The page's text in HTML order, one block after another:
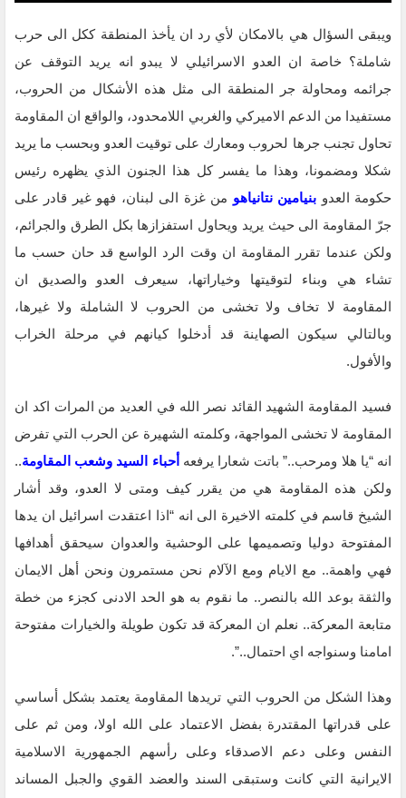
ويبقى السؤال هي بالامكان لأي رد ان يأخذ المنطقة ككل الى حرب
شاملة؟ خاصة ان العدو الاسرائيلي لا يبدو انه يريد التوقف عن
جرائمه ومحاولة جر المنطقة الى مثل هذه الأشكال من الحروب،
مستفيدا من الدعم الاميركي والغربي اللامحدود، والواقع ان المقاومة
تحاول تجنب جرها لحروب ومعارك على توقيت العدو وبحسب ما يريد
شكلا ومضمونا، وهذا ما يفسر كل هذا الجنون الذي يظهره رئيس
حكومة العدو بنيامين نتانياهو من غزة الى لبنان، فهو غير قادر على
جرّ المقاومة الى حيث يريد ويحاول استفزازها بكل الطرق والجرائم،
ولكن عندما تقرر المقاومة ان وقت الرد الواسع قد حان حسب ما
تشاء هي وبناء لتوقيتها وخياراتها، سيعرف العدو والصديق ان
المقاومة لا تخاف ولا تخشى من الحروب لا الشاملة ولا غيرها،
وبالتالي سيكون الصهاينة قد أدخلوا كيانهم في مرحلة الخراب
والأفول.
فسيد المقاومة الشهيد القائد نصر الله في العديد من المرات اكد ان
المقاومة لا تخشى المواجهة، وكلمته الشهيرة عن الحرب التي تفرض
انه “يا هلا ومرحب..” باتت شعارا يرفعه أحباء السيد وشعب المقاومة..
ولكن هذه المقاومة هي من يقرر كيف ومتى لا العدو، وقد أشار
الشيخ قاسم في كلمته الاخيرة الى انه “اذا اعتقدت اسرائيل ان يدها
المفتوحة دوليا وتصميمها على الوحشية والعدوان سيحقق أهدافها
فهي واهمة.. مع الايام ومع الآلام نحن مستمرون ونحن أهل الايمان
والثقة بوعد الله بالنصر.. ما نقوم به هو الحد الادنى كجزء من خطة
متابعة المعركة.. نعلم ان المعركة قد تكون طويلة والخيارات مفتوحة
امامنا وسنواجه اي احتمال..”.
وهذا الشكل من الحروب التي تريدها المقاومة يعتمد بشكل أساسي
على قدراتها المقتدرة بفضل الاعتماد على الله اولا، ومن ثم على
النفس وعلى دعم الاصدقاء وعلى رأسهم الجمهورية الاسلامية
الايرانية التي كانت وستبقى السند والعضد القوي والجبل المساند